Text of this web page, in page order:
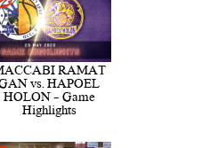
RAMAT
vs. HAPOEL
HOLON - Game
Highlights